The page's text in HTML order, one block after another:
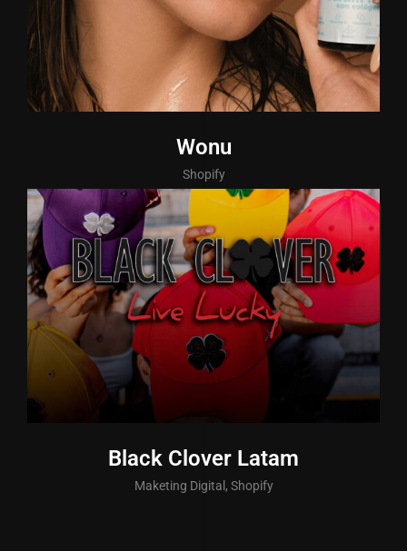
Wonu
Shopify
Black Clover Latam
Maketing Digital, Shopify